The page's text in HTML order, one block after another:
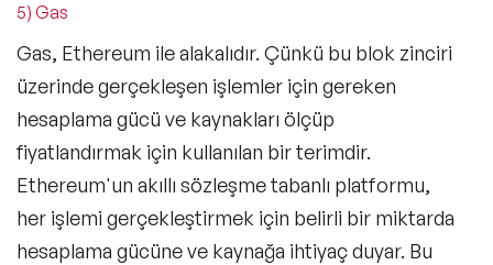
5) Gas
Gas, Ethereum ile alakalıdır. Çünkü bu blok zinciri
üzerinde gerçekleşen işlemler için gereken
hesaplama gücü ve kaynakları ölçüp
fiyatlandırmak için kullanılan bir terimdir.
Ethereum'un akıllı sözleşme tabanlı platformu,
her işlemi gerçekleştirmek için belirli bir miktarda
hesaplama gücüne ve kaynağa ihtiyaç duyar. Bu